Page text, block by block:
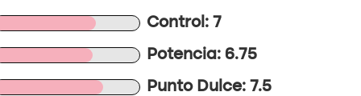
Control: 7
Potencia: 6.75
Punto Dulce: 7.5